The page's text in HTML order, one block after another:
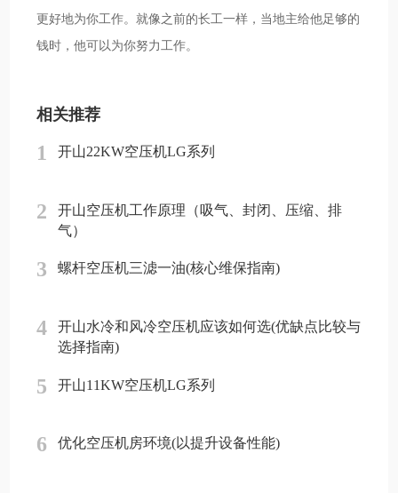
更好地为你工作。就像之前的长工一样，当地主给他足够的
钱时，他可以为你努力工作。
相关推荐
1 开山22KW空压机LG系列
2
开山空压机工作原理（吸气、封闭、压缩、排
气）
3 螺杆空压机三滤一油(核心维保指南)
4
开山水冷和风冷空压机应该如何选(优缺点比较与
选择指南)
5 开山11KW空压机LG系列
6 优化空压机房环境(以提升设备性能)